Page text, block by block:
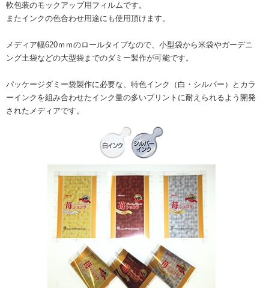
軟包装のモックアップ用フィルムです。
またインクの色合わせ用途にも使用頂けます。
メディア幅620ｍｍのロールタイプなので、小型袋から米袋やガーデニ
ング土袋などの大型袋までのダミー製作が可能です。
パッケージダミー袋製作に必要な、特色インク（白・シルバー）とカラ
ーインクを組み合わせたインク量の多いプリントに耐えられるよう開発
されたメディアです。